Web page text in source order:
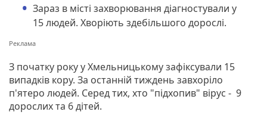
Зараз в місті захворювання діагностували у
15 людей. Хворіють здебільшого дорослі.
З початку року у Хмельницькому зафіксували 15
випадків кору. За останній тиждень завхоріло
п'ятеро людей. Серед тих, хто "підхопив" вірус - 9
дорослих та 6 дітей.